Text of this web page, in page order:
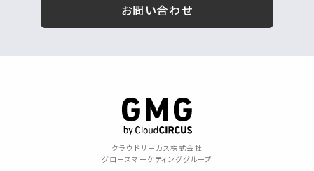
お問い合わせ
クラウドサーカス株式会社
グロースマーケティンググループ